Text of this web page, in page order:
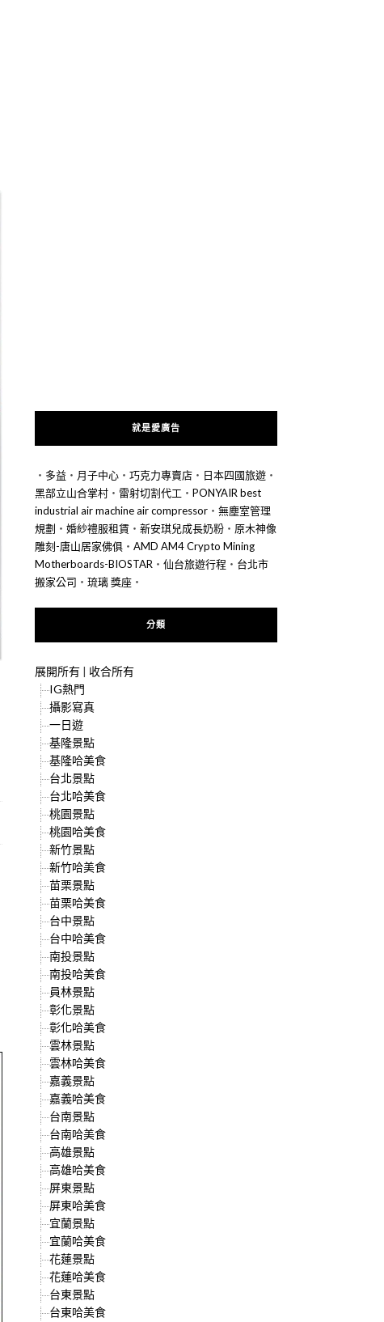
就是愛廣告
‧ 多益 ‧ 月子中心 ‧ 巧克力專賣店 ‧ 日本四國旅遊 ‧
黑部立山合掌村 ‧ 雷射切割代工 ‧ PONYAIR best
industrial air machine air compressor ‧ 無塵室管理
規劃 ‧ 婚紗禮服租賃 ‧ 新安琪兒成長奶粉 ‧ 原木神像
雕刻-唐山居家佛俱 ‧ AMD AM4 Crypto Mining
Motherboards-BIOSTAR ‧ 仙台旅遊行程 ‧ 台北市
搬家公司 ‧ 琉璃 獎座 ‧
分類
展開所有 | 收合所有
IG熱門
攝影寫真
一日遊
基隆景點
基隆哈美食
台北景點
台北哈美食
桃園景點
桃園哈美食
新竹景點
新竹哈美食
苗栗景點
苗栗哈美食
台中景點
台中哈美食
南投景點
南投哈美食
員林景點
彰化景點
彰化哈美食
雲林景點
雲林哈美食
嘉義景點
嘉義哈美食
台南景點
台南哈美食
高雄景點
高雄哈美食
屏東景點
屏東哈美食
宜蘭景點
宜蘭哈美食
花蓮景點
花蓮哈美食
台東景點
台東哈美食